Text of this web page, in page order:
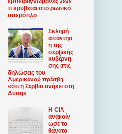
εμπειρογνώμονες λένε
τι κρύβεται στο ρωσικό
υπερόπλο
Σκληρή
απάντησ
η της
σερβικής
κυβέρνη
σης στις
δηλώσεις του
Αμερικανού πρέσβη
«ότι η Σερβία ανήκει στη
Δύση»
Η CIA
ανακοίν
ωσε το
θάνατο